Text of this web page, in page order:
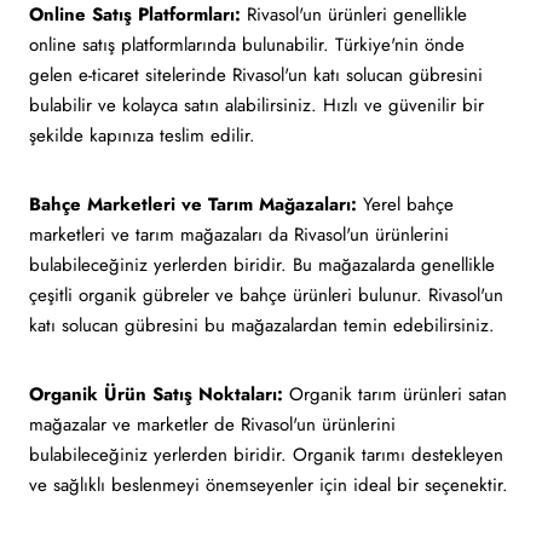
Online Satış Platformları: Rivasol'un ürünleri genellikle
online satış platformlarında bulunabilir. Türkiye'nin önde
gelen e-ticaret sitelerinde Rivasol'un katı solucan gübresini
bulabilir ve kolayca satın alabilirsiniz. Hızlı ve güvenilir bir
şekilde kapınıza teslim edilir.
Bahçe Marketleri ve Tarım Mağazaları: Yerel bahçe
marketleri ve tarım mağazaları da Rivasol'un ürünlerini
bulabileceğiniz yerlerden biridir. Bu mağazalarda genellikle
çeşitli organik gübreler ve bahçe ürünleri bulunur. Rivasol'un
katı solucan gübresini bu mağazalardan temin edebilirsiniz.
Organik Ürün Satış Noktaları: Organik tarım ürünleri satan
mağazalar ve marketler de Rivasol'un ürünlerini
bulabileceğiniz yerlerden biridir. Organik tarımı destekleyen
ve sağlıklı beslenmeyi önemseyenler için ideal bir seçenektir.